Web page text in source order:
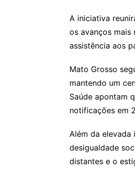
A iniciativa
os avanços mais
assistência aos
Mato Grosso
mantendo um
Saúde apontam
notificações em
Além da
desigualdade
distantes e o